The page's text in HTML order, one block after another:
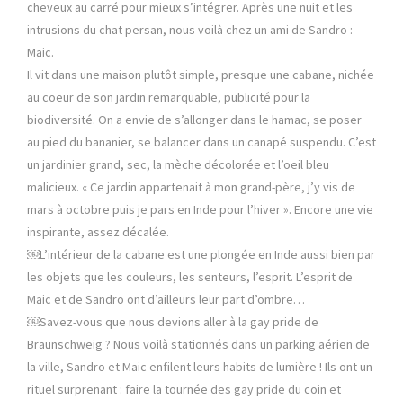
cheveux au carré pour mieux s’intégrer. Après une nuit et les
intrusions du chat persan, nous voilà chez un ami de Sandro :
Maic.
Il vit dans une maison plutôt simple, presque une cabane, nichée
au coeur de son jardin remarquable, publicité pour la
biodiversité. On a envie de s’allonger dans le hamac, se poser
au pied du bananier, se balancer dans un canapé suspendu. C’est
un jardinier grand, sec, la mèche décolorée et l’oeil bleu
malicieux. « Ce jardin appartenait à mon grand-père, j’y vis de
mars à octobre puis je pars en Inde pour l’hiver ». Encore une vie
inspirante, assez décalée.
￼L’intérieur de la cabane est une plongée en Inde aussi bien par
les objets que les couleurs, les senteurs, l’esprit. L’esprit de
Maic et de Sandro ont d’ailleurs leur part d’ombre…
￼Savez-vous que nous devions aller à la gay pride de
Braunschweig ? Nous voilà stationnés dans un parking aérien de
la ville, Sandro et Maic enfilent leurs habits de lumière ! Ils ont un
rituel surprenant : faire la tournée des gay pride du coin et